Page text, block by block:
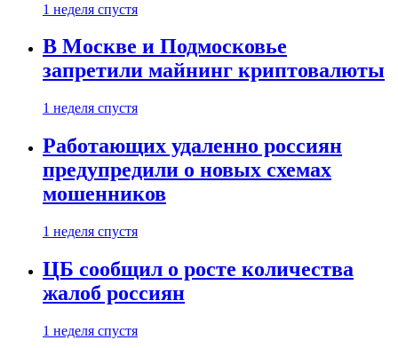
1 неделя спустя
В Москве и Подмосковье
запретили майнинг криптовалюты
1 неделя спустя
Работающих удаленно россиян
предупредили о новых схемах
мошенников
1 неделя спустя
ЦБ сообщил о росте количества
жалоб россиян
1 неделя спустя